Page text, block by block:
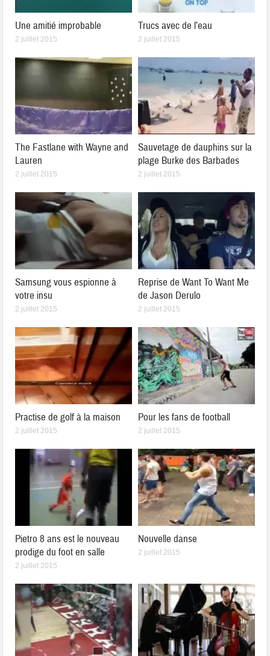
Une amitié improbable
2 juillet 2015
Trucs avec de l’eau
2 juillet 2015
The Fastlane with Wayne and
Lauren
2 juillet 2015
Sauvetage de dauphins sur la
plage Burke des Barbades
2 juillet 2015
Samsung vous espionne à
votre insu
2 juillet 2015
Reprise de Want To Want Me
de Jason Derulo
2 juillet 2015
Practise de golf à la maison
2 juillet 2015
Pour les fans de football
2 juillet 2015
Pietro 8 ans est le nouveau
prodige du foot en salle
2 juillet 2015
Nouvelle danse
2 juillet 2015